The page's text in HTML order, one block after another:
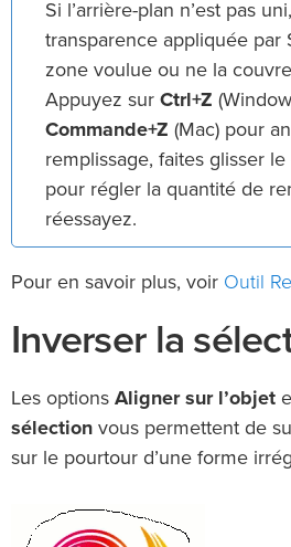
Si l’arrière-plan n’est pas
transparence appliquée par
zone voulue ou ne la
Appuyez sur Ctrl+Z
Commande+Z (Mac) pour
remplissage, faites glisser
pour régler la quantité de
réessayez.
Pour en savoir plus, voir Outil
Inverser la
Les options Aligner sur l’objet
sélection vous permettent de
sur le pourtour d’une forme